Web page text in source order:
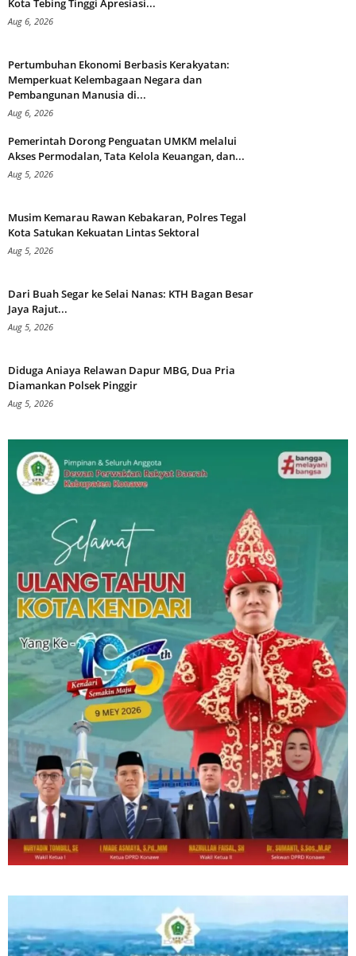
Kota Tebing Tinggi Apresiasi...
Aug 6, 2026
Pertumbuhan Ekonomi Berbasis Kerakyatan:
Memperkuat Kelembagaan Negara dan
Pembangunan Manusia di...
Aug 6, 2026
Pemerintah Dorong Penguatan UMKM melalui
Akses Permodalan, Tata Kelola Keuangan, dan...
Aug 5, 2026
Musim Kemarau Rawan Kebakaran, Polres Tegal
Kota Satukan Kekuatan Lintas Sektoral
Aug 5, 2026
Dari Buah Segar ke Selai Nanas: KTH Bagan Besar
Jaya Rajut...
Aug 5, 2026
Diduga Aniaya Relawan Dapur MBG, Dua Pria
Diamankan Polsek Pinggir
Aug 5, 2026